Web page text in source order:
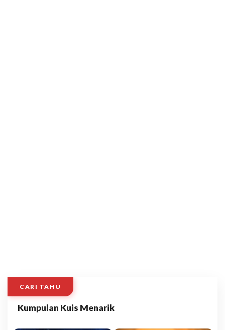
CARI TAHU
Kumpulan Kuis Menarik